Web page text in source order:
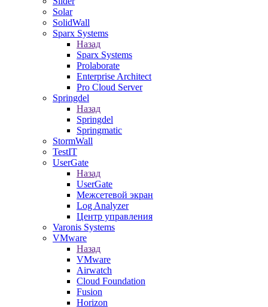
Solar
SolidWall
Sparx Systems
Назад
Sparx Systems
Prolaborate
Enterprise Architect
Pro Cloud Server
Springdel
Назад
Springdel
Springmatic
StormWall
TestIT
UserGate
Назад
UserGate
Межсетевой экран
Log Analyzer
Центр управления
Varonis Systems
VMware
Назад
VMware
Airwatch
Cloud Foundation
Fusion
Horizon